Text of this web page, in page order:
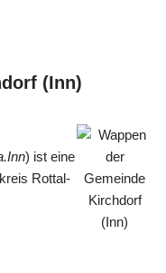
(Inn)
) ist eine
Rottal-